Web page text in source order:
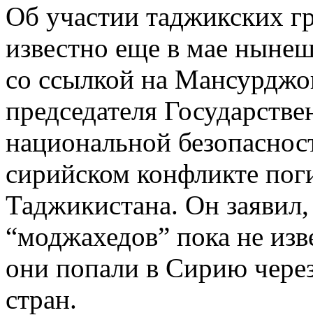
Об участии таджикских
известно еще в мае
со ссылкой на
председателя
национальной
сирийском конфликте
Таджикистана. Он
“моджахедов” пока не
они попали в Сирию
стран.